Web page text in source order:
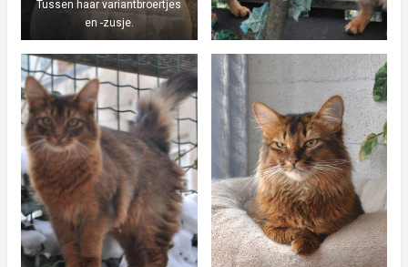
Tussen haar variantbroertjes
en -zusje.